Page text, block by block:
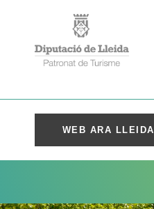
WEB ARA LLEIDA